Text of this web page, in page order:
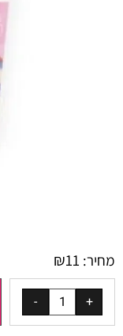
מחיר: ₪11